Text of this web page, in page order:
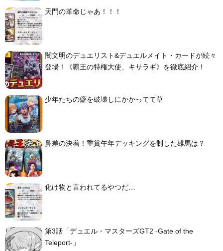
天門の革命じゃあ！！！
闇文明のデュエリスト&デュエルメイト・カードが続々
登場！《覇王の特権大使、キサラギ》を徹底紹介！
少年たちの癖を破壊しにかかってて草
鼻差の決着！重賞午年デッキングを制した雄馬は？
化け物と言われてるやつだ…
第3話「デュエル・マスターズGT2 -Gate of the
Teleport-」